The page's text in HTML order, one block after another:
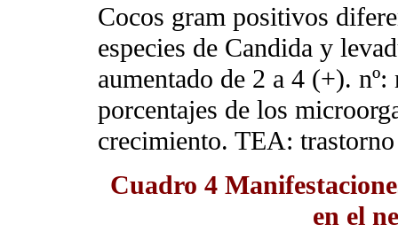
Cocos gram positivos
especies de Candida y
aumentado de 2 a 4 (+).
porcentajes de los
crecimiento. TEA:
Cuadro 4
en el